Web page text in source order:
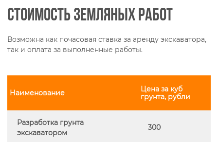
Стоимость земляных работ
Возможна как почасовая ставка за аренду экскаватора,
так и оплата за выполненные работы.
Наименование
Цена за куб
грунта, рубли
Разработка грунта
экскаватором
300